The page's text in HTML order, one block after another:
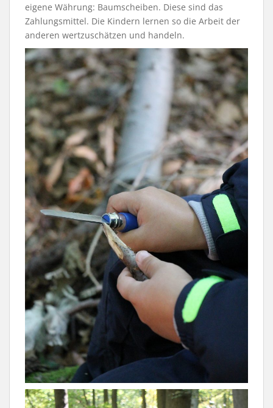
eigene Währung: Baumscheiben. Diese sind das
Zahlungsmittel. Die Kindern lernen so die Arbeit der
anderen wertzuschätzen und handeln.